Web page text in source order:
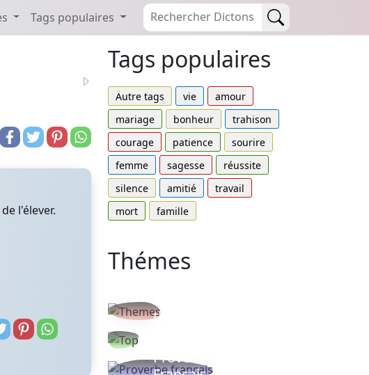
Tags populaires
l'élever.
Tags populaires
Autre tags vie
amour
mariage
bonheur
trahison
courage
patience
sourire
femme
sagesse
réussite
silence
amitié
travail
mort
famille
Thémes
thèmes
Proverbe